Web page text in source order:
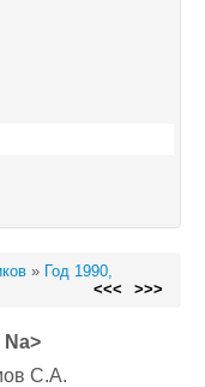
» Год 1990,
<<< >>>
С.А.